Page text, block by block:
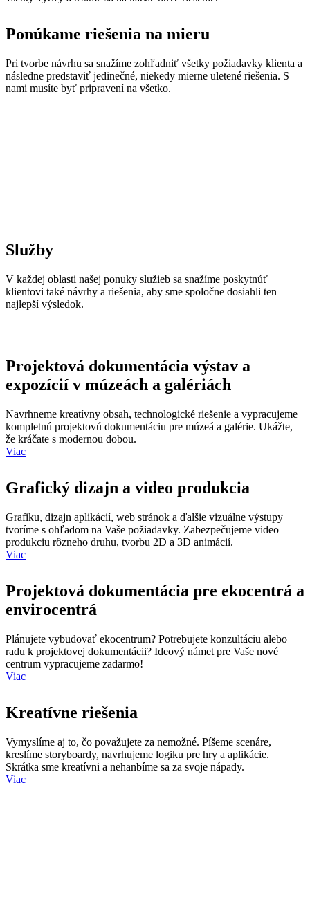
Ponúkame riešenia na mieru
Pri tvorbe návrhu sa snažíme zohľadniť všetky požiadavky klienta a
následne predstaviť jedinečné, niekedy mierne uletené riešenia. S
nami musíte byť pripravení na všetko.
Služby
V každej oblasti našej ponuky služieb sa snažíme poskytnúť
klientovi také návrhy a riešenia, aby sme spoločne dosiahli ten
najlepší výsledok.
Projektová dokumentácia výstav a
expozícií v múzeách a galériách
Navrhneme kreatívny obsah, technologické riešenie a vypracujeme
kompletnú projektovú dokumentáciu pre múzeá a galérie. Ukážte,
že kráčate s modernou dobou.
Viac
Grafický dizajn a video produkcia
Grafiku, dizajn aplikácií, web stránok a ďalšie vizuálne výstupy
tvoríme s ohľadom na Vaše požiadavky. Zabezpečujeme video
produkciu rôzneho druhu, tvorbu 2D a 3D animácií.
Viac
Projektová dokumentácia pre ekocentrá a
envirocentrá
Plánujete vybudovať ekocentrum? Potrebujete konzultáciu alebo
radu k projektovej dokumentácii? Ideový námet pre Vaše nové
centrum vypracujeme zadarmo!
Viac
Kreatívne riešenia
Vymyslíme aj to, čo považujete za nemožné. Píšeme scenáre,
kreslíme storyboardy, navrhujeme logiku pre hry a aplikácie.
Skrátka sme kreatívni a nehanbíme sa za svoje nápady.
Viac